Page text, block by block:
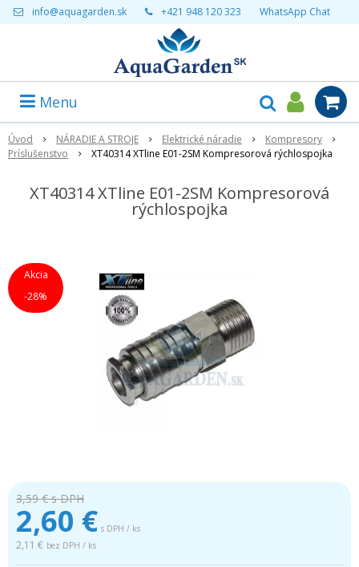
info@aquagarden.sk +421 948 120 323 WhatsApp Chat
Menu
Úvod NÁRADIE A STROJE Elektrické náradie
Kompresory
Príslušenstvo
XT40314 XTline E01-2SM Kompresorová rýchlospojka
XT40314 XTline E01-2SM Kompresorová
rýchlospojka
Akcia
-28%
3,59 €s DPH
2,60 € s DPH / ks
2,11 € bez DPH / ks